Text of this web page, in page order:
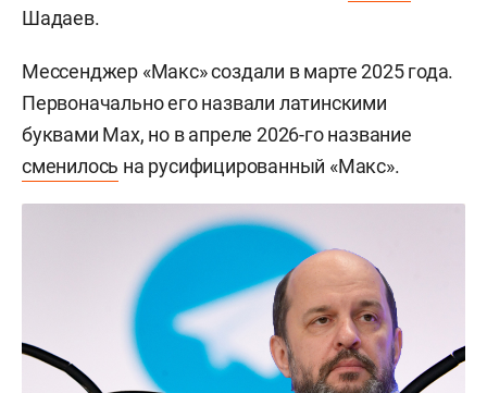
Шадаев.
Мессенджер «Макс» создали в марте 2025 года.
Первоначально его назвали латинскими
буквами Max, но в апреле 2026-го название
сменилось на русифицированный «Макс».